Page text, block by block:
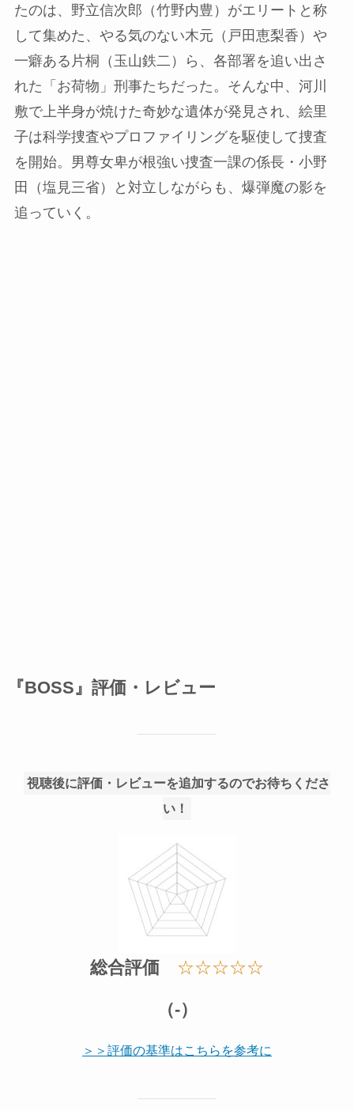
たのは、野立信次郎（竹野内豊）がエリートと称
して集めた、やる気のない木元（戸田恵梨香）や
一癖ある片桐（玉山鉄二）ら、各部署を追い出さ
れた「お荷物」刑事たちだった。そんな中、河川
敷で上半身が焼けた奇妙な遺体が発見され、絵里
子は科学捜査やプロファイリングを駆使して捜査
を開始。男尊女卑が根強い捜査一課の係長・小野
田（塩見三省）と対立しながらも、爆弾魔の影を
追っていく。
『BOSS』評価・レビュー
視聴後に評価・レビューを追加するのでお待ちくださ
い！
総合評価 ☆☆☆☆☆
（-）
＞＞評価の基準はこちらを参考に